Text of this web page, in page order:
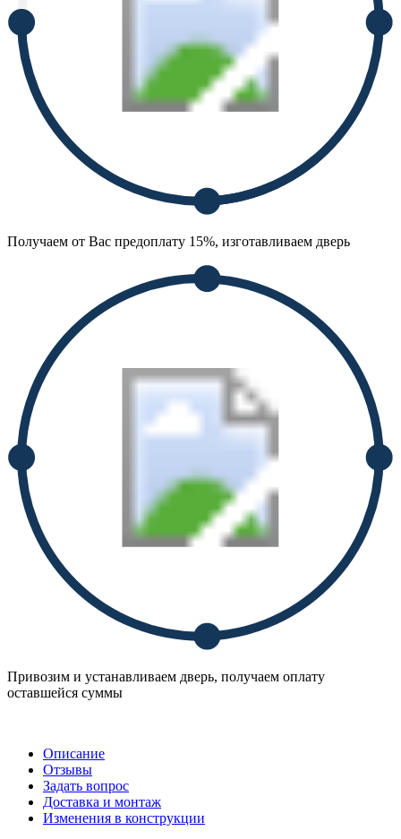
Получаем от Вас предоплату 15%, изготавливаем дверь
Привозим и устанавливаем дверь, получаем оплату
оставшейся суммы
Описание
Отзывы
Задать вопрос
Доставка и монтаж
Изменения в конструкции